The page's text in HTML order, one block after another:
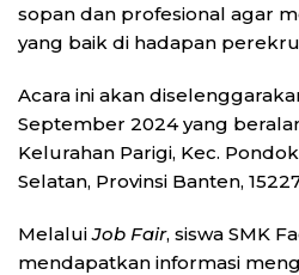
sopan dan profesional agar
yang baik di hadapan
Acara ini akan
September 2024 yang
Kelurahan Parigi, Kec.
Selatan, Provinsi Banten,
MelaluiJob Fair, siswa SMK
mendapatkan informasi